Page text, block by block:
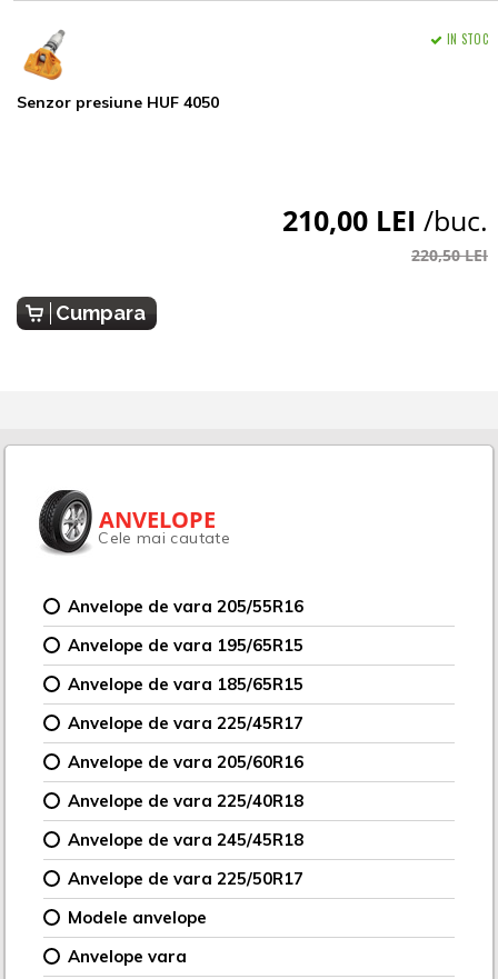
Senzor presiune HUF 4050
IN STOC
210,00 LEI /buc.
220,50 LEI
Cumpara
ANVELOPE
Cele mai cautate
Anvelope de vara 205/55R16
Anvelope de vara 195/65R15
Anvelope de vara 185/65R15
Anvelope de vara 225/45R17
Anvelope de vara 205/60R16
Anvelope de vara 225/40R18
Anvelope de vara 245/45R18
Anvelope de vara 225/50R17
Modele anvelope
Anvelope vara